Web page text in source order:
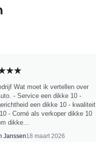
Wat moet ik vertellen over
- Service een dikke 10 -
een dikke 10 - kwaliteit
- Corné als verkoper dikke 10
dikke...
Janssen18 maart 2026